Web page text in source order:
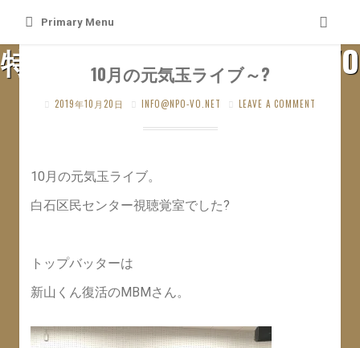
content
Primary Menu
特定非営利活動法人 札幌VO
10月の元気玉ライブ～?
2019年10月20日 INFO@NPO-VO.NET LEAVE A COMMENT
10月の元気玉ライブ。
白石区民センター視聴覚室でした?
トップバッターは
新山くん復活のMBMさん。